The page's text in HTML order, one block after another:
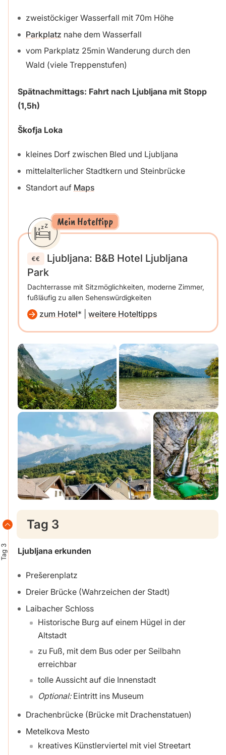
zweistöckiger Wasserfall mit 70m Höhe
Parkplatz nahe dem Wasserfall
vom Parkplatz 25min Wanderung durch den
Wald (viele Treppenstufen)
Spätnachmittags: Fahrt nach Ljubljana mit Stopp
(1,5h)
Škofja Loka
kleines Dorf zwischen Bled und Ljubljana
mittelalterlicher Stadtkern und Steinbrücke
Standort auf Maps
Mein Hoteltipp
Ljubljana: B&B Hotel Ljubljana
Park
Dachterrasse mit Sitzmöglichkeiten, moderne Zimmer,
fußläufig zu allen Sehenswürdigkeiten
zum Hotel weitere Hoteltipps
Tag 3
Tag 3
Ljubljana erkunden
Prešerenplatz
Dreier Brücke (Wahrzeichen der Stadt)
Laibacher Schloss
Historische Burg auf einem Hügel in der
Altstadt
zu Fuß, mit dem Bus oder per Seilbahn
erreichbar
tolle Aussicht auf die Innenstadt
Optional:Eintritt ins Museum
Drachenbrücke (Brücke mit Drachenstatuen)
Metelkova Mesto
kreatives Künstlerviertel mit viel Streetart